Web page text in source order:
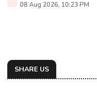
08 Aug 2026, 10:23 PM
SHARE US